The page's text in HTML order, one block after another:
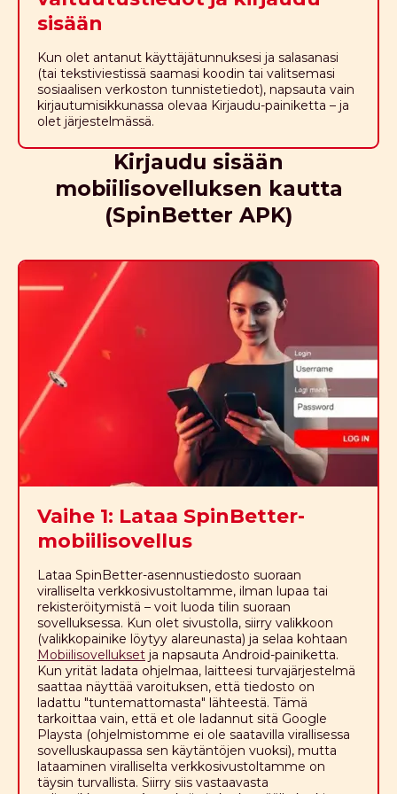
sisään
Kun olet antanut käyttäjätunnuksesi ja salasanasi
(tai tekstiviestissä saamasi koodin tai valitsemasi
sosiaalisen verkoston tunnistetiedot), napsauta vain
kirjautumisikkunassa olevaa Kirjaudu-painiketta – ja
olet järjestelmässä.
Kirjaudu sisään
mobiilisovelluksen kautta
(SpinBetter APK)
Vaihe 1: Lataa SpinBetter-
mobiilisovellus
Lataa SpinBetter-asennustiedosto suoraan
viralliselta verkkosivustoltamme, ilman lupaa tai
rekisteröitymistä – voit luoda tilin suoraan
sovelluksessa. Kun olet sivustolla, siirry valikkoon
(valikkopainike löytyy alareunasta) ja selaa kohtaan
Mobiilisovellukset ja napsauta Android-painiketta.
Kun yrität ladata ohjelmaa, laitteesi turvajärjestelmä
saattaa näyttää varoituksen, että tiedosto on
ladattu "tuntemattomasta" lähteestä. Tämä
tarkoittaa vain, että et ole ladannut sitä Google
Playsta (ohjelmistomme ei ole saatavilla virallisessa
sovelluskaupassa sen käytäntöjen vuoksi), mutta
lataaminen viralliselta verkkosivustoltamme on
täysin turvallista. Siirry siis vastaavasta